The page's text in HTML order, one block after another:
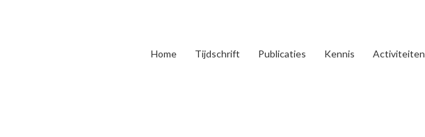
Home Tijdschrift Publicaties Kennis Activiteiten